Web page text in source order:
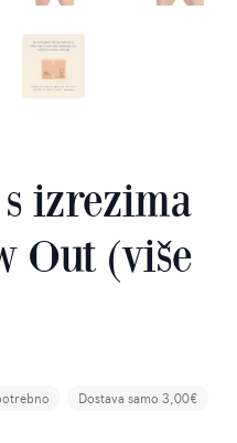
izrezima
Out (više
Dostava samo 3,00€